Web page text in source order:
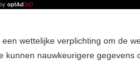
wettelijke verplichting om de
kunnen nauwkeurigere gegevens